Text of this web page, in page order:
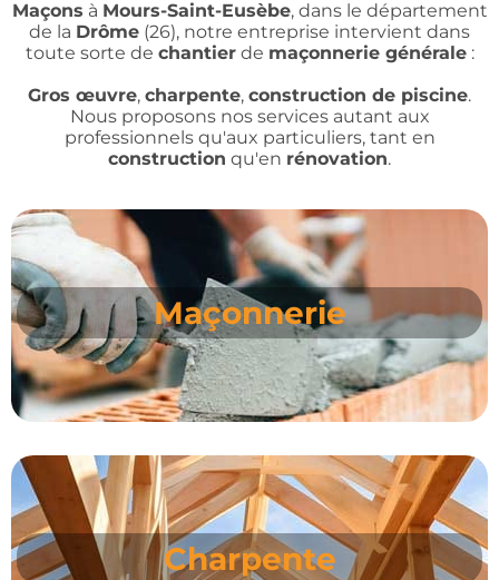
Maçons à Mours-Saint-Eusèbe, dans le département
de la Drôme (26), notre entreprise intervient dans
toute sorte de chantierde maçonnerie générale:
Gros œuvre, charpente, construction de piscine.
Nous proposons nos services autant aux
professionnels qu'aux particuliers, tant en
construction qu'en rénovation.
Maçonnerie
Charpente